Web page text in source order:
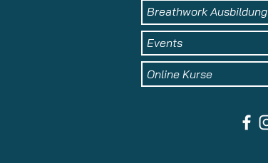
Breathwork Ausbildung
Events
Online Kurse